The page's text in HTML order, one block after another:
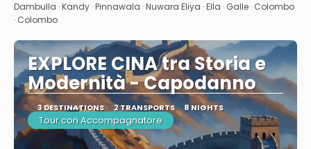
Dambulla · Kandy · Pinnawala · Nuwara Eliya · Ella · Galle · Colombo
· Colombo
EXPLORE CINA tra Storia e
Modernità - Capodanno
3 DESTINATIONS 2 TRANSPORTS 8 NIGHTS
Tour con Accompagnatore